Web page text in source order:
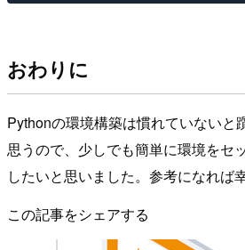
おわりに
Pythonの環境構築は慣れていないと
思うので、少しでも簡単に環境をセ
したいと思いました。参考になれば
この記事をシェアする